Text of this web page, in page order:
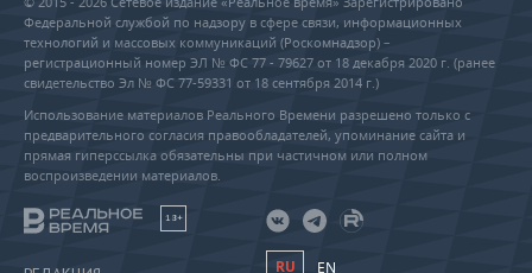
Федеральной службой по надзору в сфере связи, информационных
технологий и массовых коммуникаций (Роскомнадзор) –
регистрационный номер ЭЛ № ФС 77 - 79627 от 18 декабря 2020 г. (ранее
свидетельство Эл № ФС 77-59331 от 18 сентября 2014 г.)
Использование материалов Реального Времени разрешено только с
предварительного согласия правообладателей, упоминание сайта и
прямая гиперссылка обязательны при частичном или полном
воспроизведении материалов.
18+
RU EN